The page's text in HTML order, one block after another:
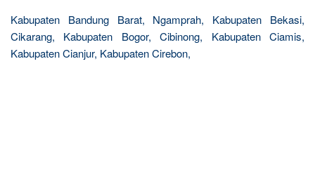
Kabupaten Bandung Barat, Ngamprah, Kabupaten Bekasi,
Cikarang, Kabupaten Bogor, Cibinong, Kabupaten Ciamis,
Kabupaten Cianjur, Kabupaten Cirebon,